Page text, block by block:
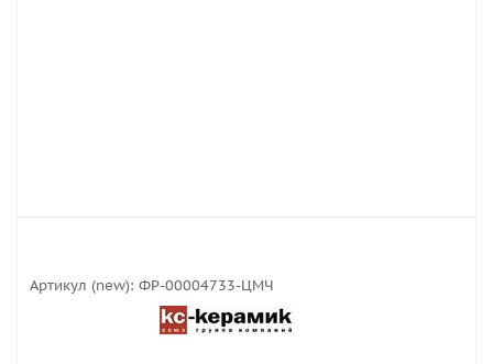
Артикул (new): ФР-00004733-ЦМЧ